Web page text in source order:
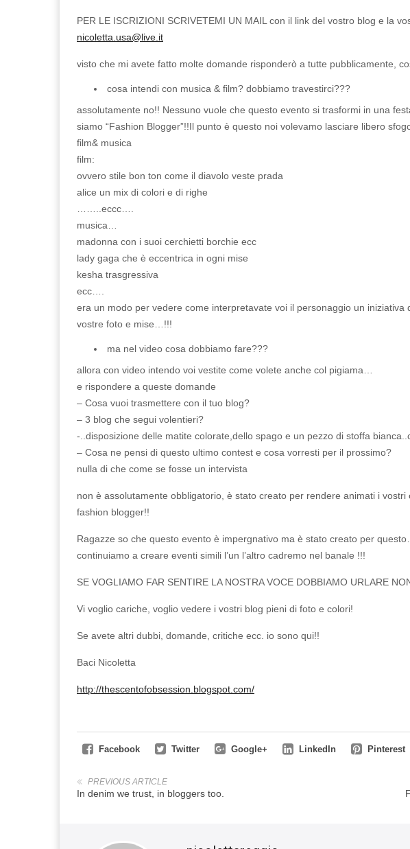
PER LE ISCRIZIONI SCRIVETEMI UN MAIL con il link del vostro blog e la
nicoletta.usa@live.it
visto che mi avete fatto molte domande risponderò a tutte pubblicamente,
cosa intendi con musica & film? dobbiamo travestirci???
assolutamente no!! Nessuno vuole che questo evento si trasformi in una
siamo “Fashion Blogger”!!Il punto è questo noi volevamo lasciare libero
film& musica
film:
ovvero stile bon ton come il diavolo veste prada
alice un mix di colori e di righe
……..eccc….
musica…
madonna con i suoi cerchietti borchie ecc
lady gaga che è eccentrica in ogni mise
kesha trasgressiva
ecc….
era un modo per vedere come interpretavate voi il personaggio un
vostre foto e mise…!!!
ma nel video cosa dobbiamo fare???
allora con video intendo voi vestite come volete anche col pigiama…
e rispondere a queste domande
– Cosa vuoi trasmettere con il tuo blog?
– 3 blog che segui volentieri?
-..disposizione delle matite colorate,dello spago e un pezzo di stoffa
– Cosa ne pensi di questo ultimo contest e cosa vorresti per il prossimo?
nulla di che come se fosse un intervista
non è assolutamente obbligatorio, è stato creato per rendere animati i
fashion blogger!!
Ragazze so che questo evento è impergnativo ma è stato creato per
continuiamo a creare eventi simili l’un l’altro cadremo nel banale !!!
SE VOGLIAMO FAR SENTIRE LA NOSTRA VOCE DOBBIAMO URLARE
Vi voglio cariche, voglio vedere i vostri blog pieni di foto e colori!
Se avete altri dubbi, domande, critiche ecc. io sono qui!!
Baci Nicoletta
http://thescentofobsession.blogspot.com/
Facebook Twitter Google+ LinkedIn Pinterest
PREVIOUS ARTICLE
In denim we trust, in bloggers too.